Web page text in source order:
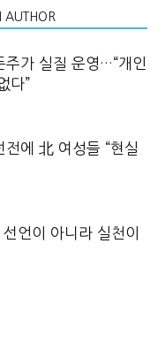
AUTHOR
주가 실질 운영…“개인
다”
전에 北 여성들 “현실
언이 아니라 실천이